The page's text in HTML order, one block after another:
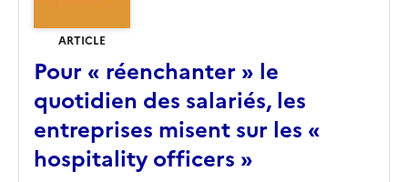
ARTICLE
Pour « réenchanter » le
quotidien des salariés, les
entreprises misent sur les «
hospitality officers »